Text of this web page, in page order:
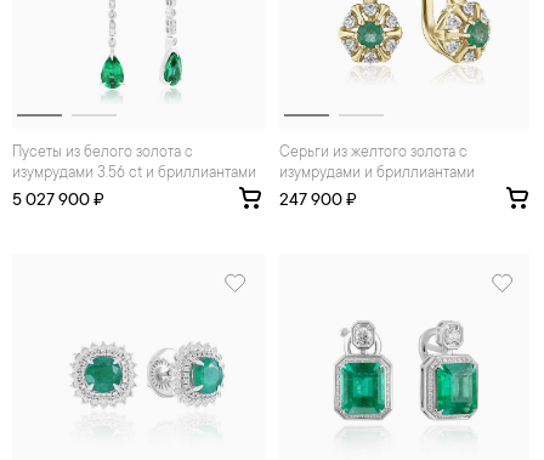
Пусеты из белого золота с
изумрудами 3.56 ct и бриллиантами
5 027 900 ₽
Серьги из желтого золота с
изумрудами и бриллиантами
247 900 ₽